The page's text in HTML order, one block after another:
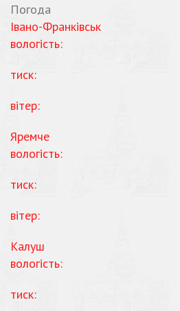
Погода
Івано-Франківськ
вологість:
тиск:
вітер:
Яремче
вологість:
тиск:
вітер:
Калуш
вологість:
тиск: